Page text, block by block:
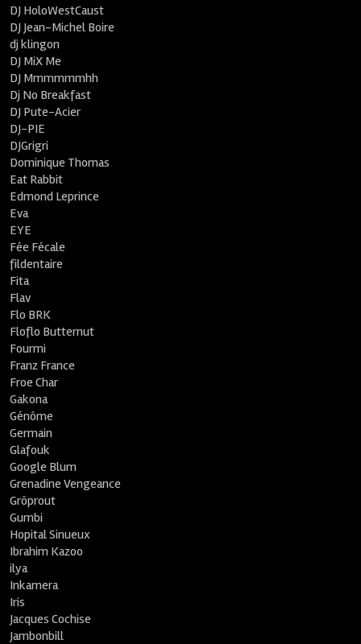
DJ HoloWestCaust
DJ Jean-Michel Boire
dj klingon
DJ MiX Me
DJ Mmmmmmhh
Dj No Breakfast
DJ Pute-Acier
DJ-PIE
DJGrigri
Dominique Thomas
Eat Rabbit
Edmond Leprince
Eva
EYE
Fée Fécale
fildentaire
Fita
Flav
Flo BRK
Floflo Butternut
Fourmi
Franz France
Froe Char
Gakona
Génôme
Germain
Glafouk
Google Blum
Grenadine Vengeance
Grôprout
Gumbi
Hopital Sinueux
Ibrahim Kazoo
ilya
Inkamera
Iris
Jacques Cochise
Jambonbill